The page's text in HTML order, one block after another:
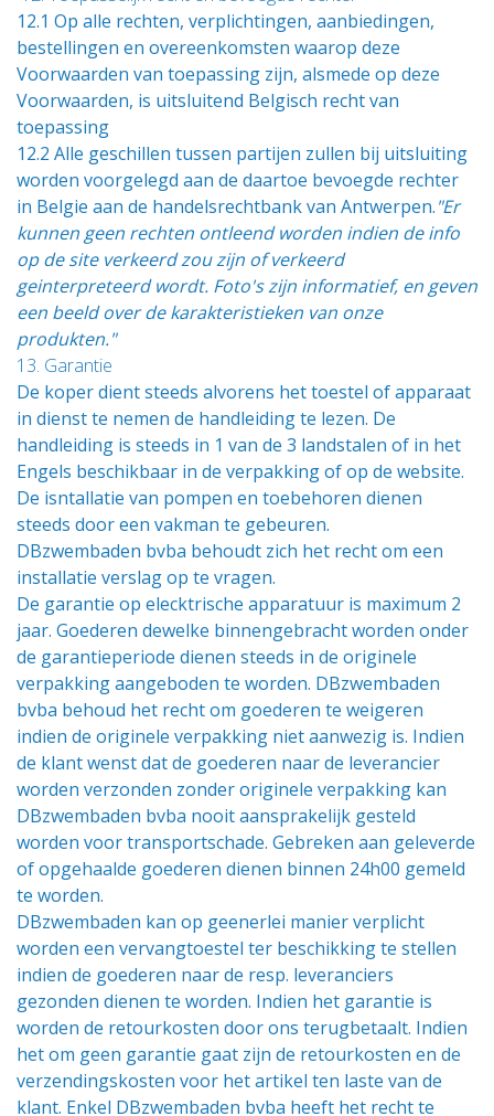
12.1 Op alle rechten, verplichtingen, aanbiedingen,
bestellingen en overeenkomsten waarop deze
Voorwaarden van toepassing zijn, alsmede op deze
Voorwaarden, is uitsluitend Belgisch recht van
toepassing
12.2 Alle geschillen tussen partijen zullen bij uitsluiting
worden voorgelegd aan de daartoe bevoegde rechter
in Belgie aan de handelsrechtbank van Antwerpen."Er
kunnen geen rechten ontleend worden indien de info
op de site verkeerd zou zijn of verkeerd
geinterpreteerd wordt. Foto's zijn informatief, en geven
een beeld over de karakteristieken van onze
produkten."
13. Garantie
De koper dient steeds alvorens het toestel of apparaat
in dienst te nemen de handleiding te lezen. De
handleiding is steeds in 1 van de 3 landstalen of in het
Engels beschikbaar in de verpakking of op de website.
De isntallatie van pompen en toebehoren dienen
steeds door een vakman te gebeuren.
DBzwembaden bvba behoudt zich het recht om een
installatie verslag op te vragen.
De garantie op elecktrische apparatuur is maximum 2
jaar. Goederen dewelke binnengebracht worden onder
de garantieperiode dienen steeds in de originele
verpakking aangeboden te worden. DBzwembaden
bvba behoud het recht om goederen te weigeren
indien de originele verpakking niet aanwezig is. Indien
de klant wenst dat de goederen naar de leverancier
worden verzonden zonder originele verpakking kan
DBzwembaden bvba nooit aansprakelijk gesteld
worden voor transportschade. Gebreken aan geleverde
of opgehaalde goederen dienen binnen 24h00 gemeld
te worden.
DBzwembaden kan op geenerlei manier verplicht
worden een vervangtoestel ter beschikking te stellen
indien de goederen naar de resp. leveranciers
gezonden dienen te worden. Indien het garantie is
worden de retourkosten door ons terugbetaalt. Indien
het om geen garantie gaat zijn de retourkosten en de
verzendingskosten voor het artikel ten laste van de
klant. Enkel DBzwembaden bvba heeft het recht te